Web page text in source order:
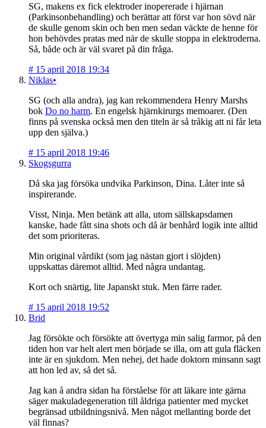
SG, makens ex fick elektroder inopererade i hjärnan
(Parkinsonbehandling) och berättar att först var hon sövd när
de skulle genom skin och ben men sedan väckte de henne för
hon behövdes pratas med när de skulle stoppa in elektroderna.
Så, både och är väl svaret på din fråga.
# 15 april 2018 19:34
Niklas•
SG (och alla andra), jag kan rekommendera Henry Marshs
bok Do no harm. En engelsk hjärnkirurgs memoarer. (Den
finns på svenska också men den titeln är så tråkig att ni får leta
upp den själva.)
# 15 april 2018 19:46
Skogsgurra
Då ska jag försöka undvika Parkinson, Dina. Låter inte så
inspirerande.
Visst, Ninja. Men betänk att alla, utom sällskapsdamen
kanske, hade fått sina shots och då är benhård logik inte alltid
det som prioriteras.
Min original vårdikt (som jag nästan gjort i slöjden)
uppskattas däremot alltid. Med några undantag.
Kort och snärtig, lite Japanskt stuk. Men färre rader.
# 15 april 2018 19:52
Brid
Jag försökte och försökte att övertyga min salig farmor, på den
tiden hon var helt alert men började se illa, om att gula fläcken
inte är en sjukdom. Men nehej, det hade doktorn minsann sagt
att hon led av, så det så.
Jag kan å andra sidan ha förståelse för att läkare inte gärna
säger makuladegeneration till åldriga patienter med mycket
begränsad utbildningsnivå. Men något mellanting borde det
väl finnas?